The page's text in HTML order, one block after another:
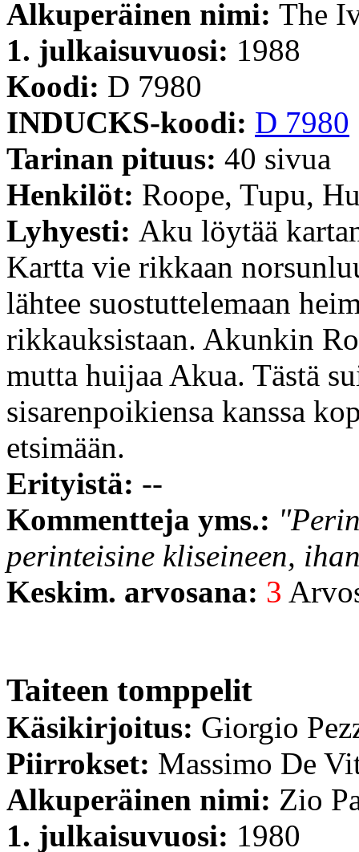
Alkuperäinen nimi: The
1. julkaisuvuosi: 1988
Koodi: D 7980
INDUCKS-koodi: D 7980
Tarinan pituus: 40 sivua
Henkilöt: Roope, Tupu,
Lyhyesti: Aku löytää
Kartta vie rikkaan
lähtee suostuttelemaan
rikkauksistaan. Akunkin
mutta huijaa Akua. Tästä
sisarenpoikiensa kanssa
etsimään.
Erityistä: --
Kommentteja yms.:
perinteisine kliseineen,
Keskim. arvosana: 3
Taiteen tomppelit
Käsikirjoitus: Giorgio
Piirrokset: Massimo De
Alkuperäinen nimi: Zio
1. julkaisuvuosi: 1980